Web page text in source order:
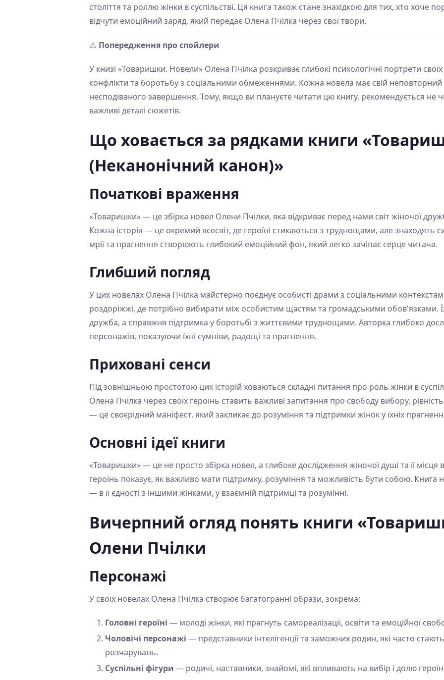
століття та роллю жінки в суспільстві. Ця книга також стане знахідкою для тих, хто хоче
відчути емоційний заряд, який передає Олена Пчілка через свої твори.
⚠️ Попередження про спойлери
У книзі «Товаришки. Новели» Олена Пчілка розкриває глибокі психологічні портрети своїх
конфлікти та боротьбу з соціальними обмеженнями. Кожна новела має свій
несподіваного завершення. Тому, якщо ви плануєте читати цю книгу, рекомендується не
важливі деталі сюжетів.
Що ховається за рядками книги
(Неканонічний канон)»
Початкові враження
«Товаришки» — це збірка новел Олени Пчілки, яка відкриває перед нами світ жіночої
Кожна історія — це окремий всесвіт, де героїні стикаються з труднощами, але знаходять
мрії та прагнення створюють глибокий емоційний фон, який легко зачіпає серце читача.
Глибший погляд
У цих новелах Олена Пчілка майстерно поєднує особисті драми з соціальними
роздоріжжі, де потрібно вибирати між особистим щастям та громадськими обов'язками.
дружба, а справжня підтримка у боротьбі з життєвими труднощами. Авторка глибоко
персонажів, показуючи їхні сумніви, радощі та прагнення.
Приховані сенси
Під зовнішньою простотою цих історій ховаються складні питання про роль жінки в
Олена Пчілка через своїх героїнь ставить важливі запитання про свободу вибору,
— це своєрідний маніфест, який закликає до розуміння та підтримки жінок у їхніх
Основні ідеї книги
«Товаришки» — це не просто збірка новел, а глибоке дослідження жіночої душі та її місця
героїнь показує, як важливо мати підтримку, розуміння та можливість бути собою. Книга
— в її єдності з іншими жінками, у взаємній підтримці та розумінні.
Вичерпний огляд понять книги
Олени Пчілки
Персонажі
У своїх новелах Олена Пчілка створює багатогранні образи, зокрема:
Головні героїні — молоді жінки, які прагнуть самореалізації, освіти та емоційної
Чоловічі персонажі — представники інтелігенції та заможних родин, які часто
розчарувань.
Суспільні фігури — родичі, наставники, знайомі, які впливають на вибір і долю